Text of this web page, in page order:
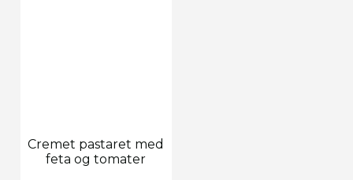
Cremet pastaret med
feta og tomater